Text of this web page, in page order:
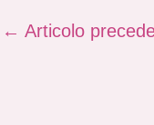
← Articolo